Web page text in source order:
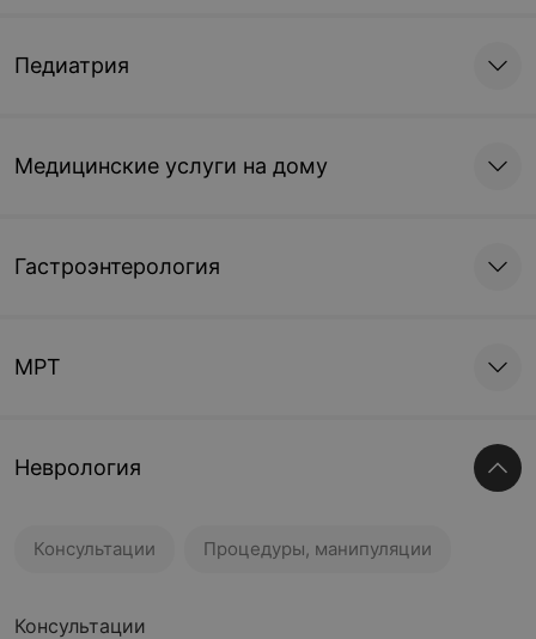
Педиатрия
Медицинские услуги на дому
Гастроэнтерология
МРТ
Неврология
Консультации Процедуры, манипуляции
Консультации